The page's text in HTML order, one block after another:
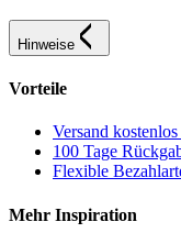
Hinweise
Vorteile
Versand
100 Tage
Flexible
Mehr Inspiration